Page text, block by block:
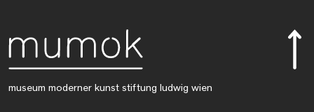
museum moderner kunst stiftung ludwig wien